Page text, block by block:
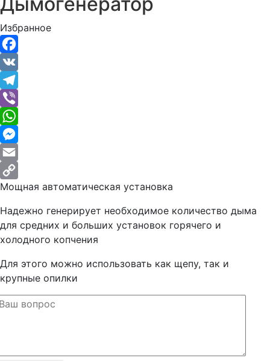
Избранное
Facebook
VK
Telegram
Viber
WhatsApp
Messenger
Email
Copy
Link
Мощная автоматическая установка
Надежно генерирует необходимое количество дыма
для средних и больших установок горячего и
холодного копчения
Для этого можно использовать как щепу, так и
крупные опилки